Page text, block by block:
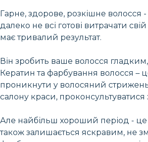
Гарне, здорове, розкішне волосся -
далеко не всі готові витрачати
має тривалий результат.
Він зробить ваше волосся
Кератин та фарбування волосся –
проникнути у волосяний
салону краси,
Але найбільш хороший період - це
також залишається яскравим, не